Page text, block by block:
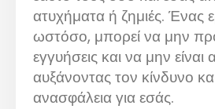
ατυχήματα ή ζημιές. Ένας
ωστόσο, μπορεί να μην
εγγυήσεις και να μην
αυξάνοντας τον κίνδυνο
ανασφάλεια για εσάς.